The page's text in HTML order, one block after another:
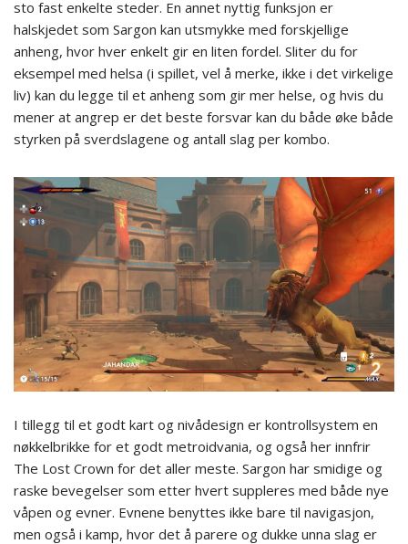
sto fast enkelte steder. En annet nyttig funksjon er
halskjedet som Sargon kan utsmykke med forskjellige
anheng, hvor hver enkelt gir en liten fordel. Sliter du for
eksempel med helsa (i spillet, vel å merke, ikke i det virkelige
liv) kan du legge til et anheng som gir mer helse, og hvis du
mener at angrep er det beste forsvar kan du både øke både
styrken på sverdslagene og antall slag per kombo.
I tillegg til et godt kart og nivådesign er kontrollsystem en
nøkkelbrikke for et godt metroidvania, og også her innfrir
The Lost Crown for det aller meste. Sargon har smidige og
raske bevegelser som etter hvert suppleres med både nye
våpen og evner. Evnene benyttes ikke bare til navigasjon,
men også i kamp, hvor det å parere og dukke unna slag er